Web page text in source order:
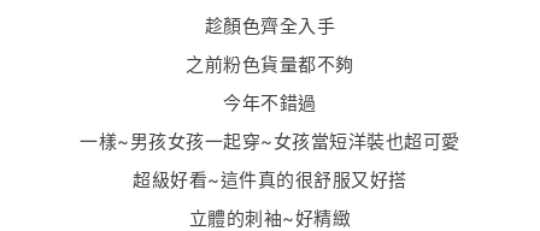
趁顏色齊全入手
之前粉色貨量都不夠
今年不錯過
一樣~男孩女孩一起穿~女孩當短洋裝也超可愛
超級好看~這件真的很舒服又好搭
立體的刺袖~好精緻